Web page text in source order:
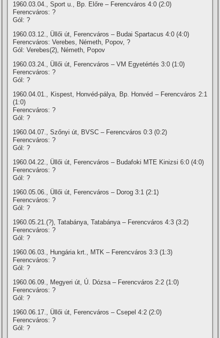
1960.03.04., Sport u., Bp. Előre – Ferencváros 4:0 (2:0)
Ferencváros: ?
Gól: ?
1960.03.12., Üllői út, Ferencváros – Budai Spartacus 4:0 (4:0)
Ferencváros: Verebes, Németh, Popov, ?
Gól: Verebes(2), Németh, Popov
1960.03.24., Üllői út, Ferencváros – VM Egyetértés 3:0 (1:0)
Ferencváros: ?
Gól: ?
1960.04.01., Kispest, Honvéd-pálya, Bp. Honvéd – Ferencváros 2:1
(1:0)
Ferencváros: ?
Gól: ?
1960.04.07., Szőnyi út, BVSC – Ferencváros 0:3 (0:2)
Ferencváros: ?
Gól: ?
1960.04.22., Üllői út, Ferencváros – Budafoki MTE Kinizsi 6:0 (4:0)
Ferencváros: ?
Gól: ?
1960.05.06., Üllői út, Ferencváros – Dorog 3:1 (2:1)
Ferencváros: ?
Gól: ?
1960.05.21.(?), Tatabánya, Tatabánya – Ferencváros 4:3 (3:2)
Ferencváros: ?
Gól: ?
1960.06.03., Hungária krt., MTK – Ferencváros 3:3 (1:3)
Ferencváros: ?
Gól: ?
1960.06.09., Megyeri út, Ú. Dózsa – Ferencváros 2:2 (1:0)
Ferencváros: ?
Gól: ?
1960.06.17., Üllői út, Ferencváros – Csepel 4:2 (2:0)
Ferencváros: ?
Gól: ?